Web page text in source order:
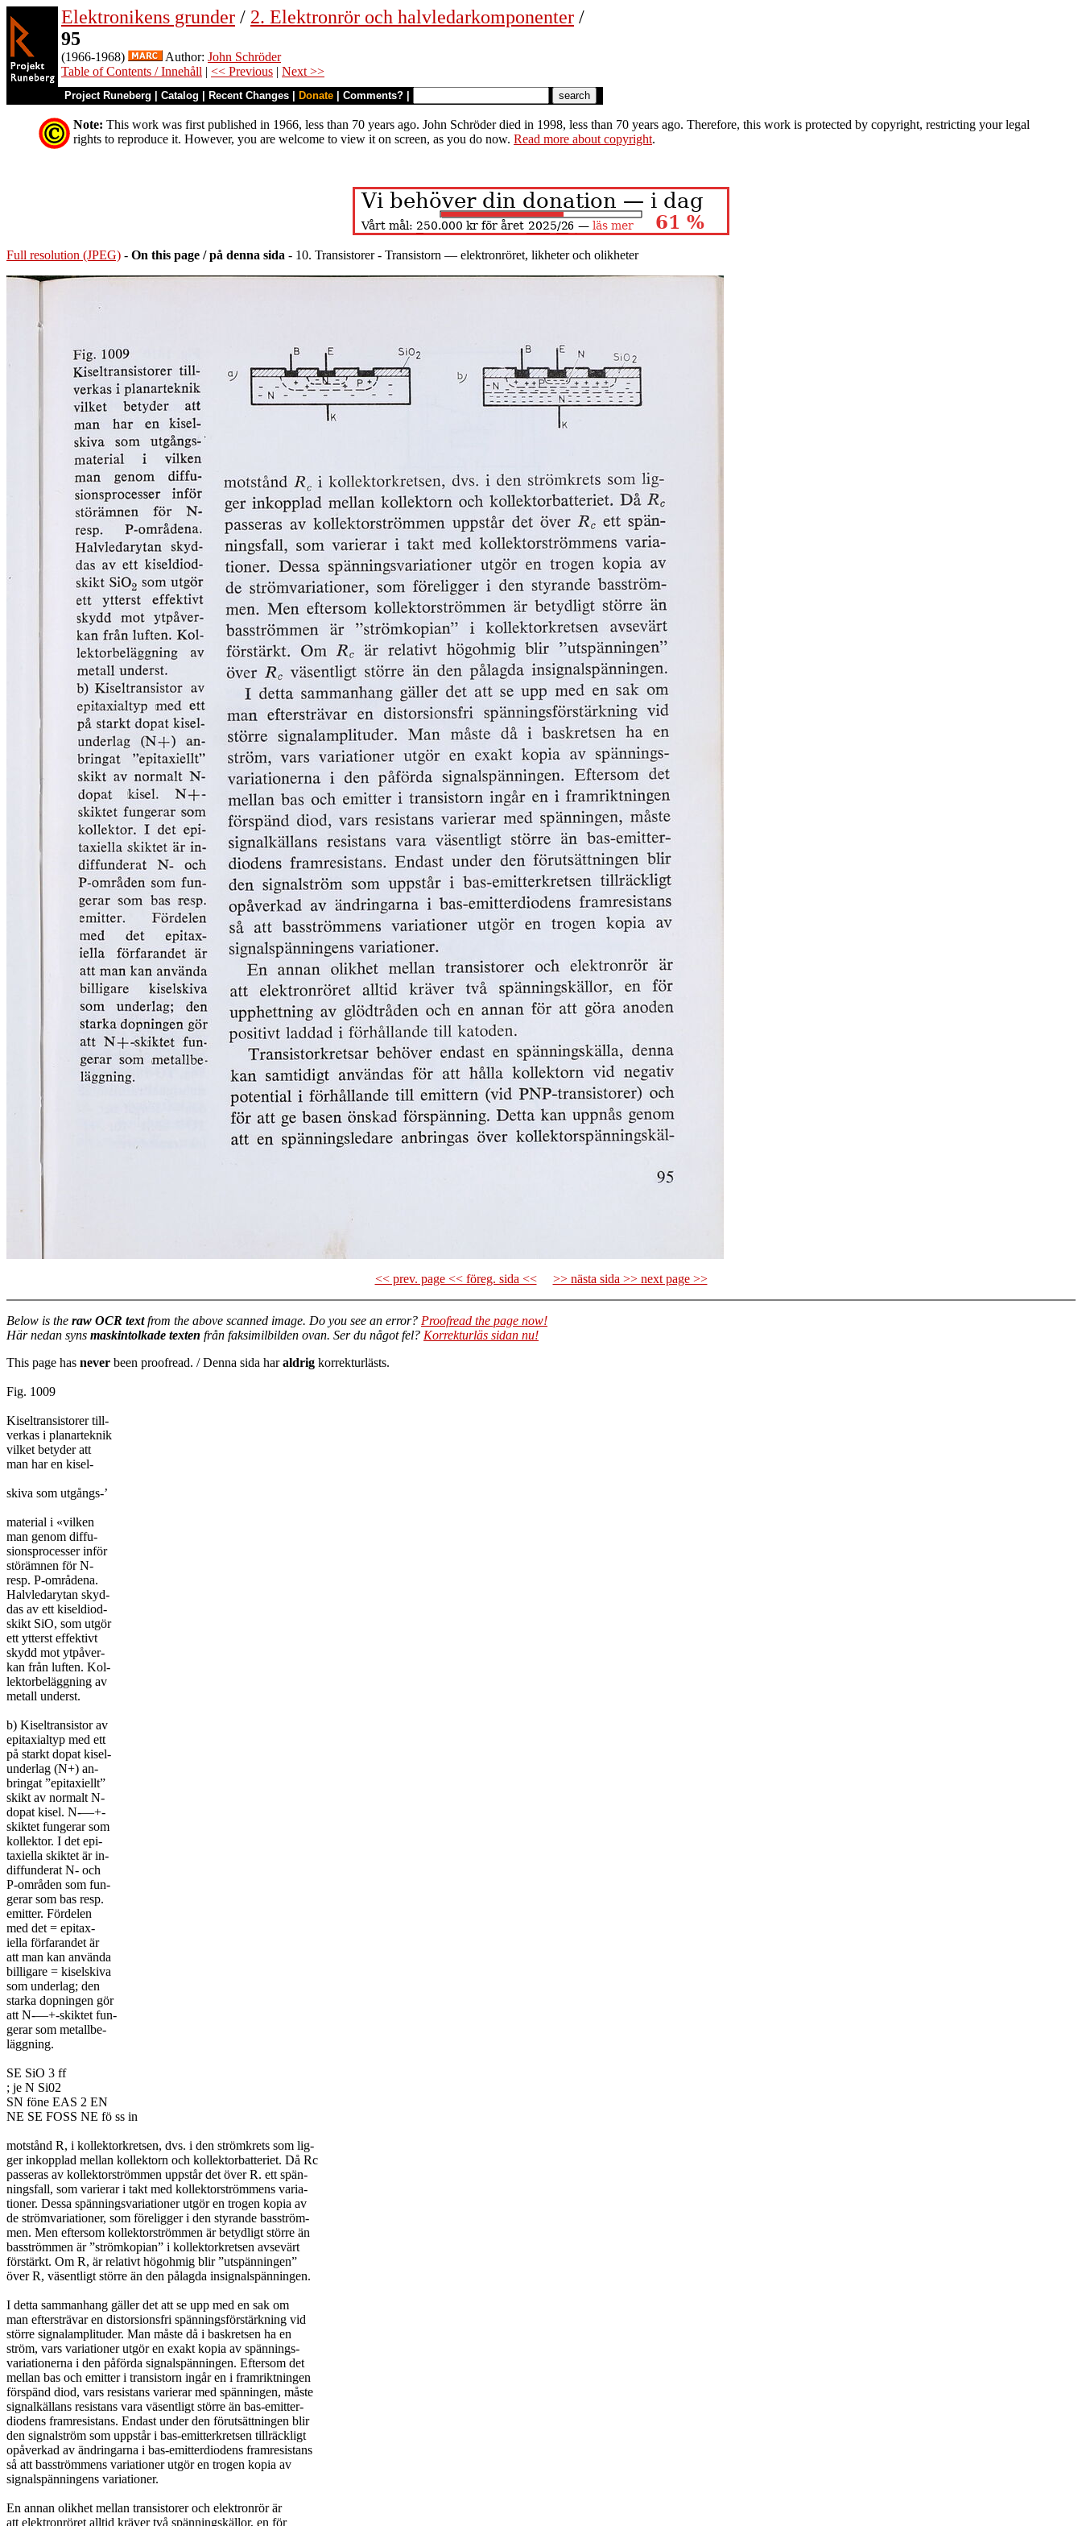
Elektronikens grunder / 2. Elektronrör och halvledarkomponenter /
95
(1966-1968) Author: John Schröder
Table of Contents / Innehåll | << Previous | Next >>
Project Runeberg Catalog Recent Changes Donate Comments?
Note: This work was first published in 1966, less than 70 years ago. John Schröder died in 1998, less than 70 years ago. Therefore, this work is protected by copyright, restricting your legal
rights to reproduce it. However, you are welcome to view it on screen, as you do now. Read more about copyright.
Full resolution (JPEG) - On this page / på denna sida - 10. Transistorer - Transistorn — elektronröret, likheter och olikheter
<< prev. page << föreg. sida << >> nästa sida >> next page >>
Below is the raw OCR textfrom the above scanned image. Do you see an error? Proofread the page now!
Här nedan syns maskintolkade texten från faksimilbilden ovan. Ser du något fel? Korrekturläs sidan nu!
This page has never been proofread. / Denna sida haraldrig korrekturlästs.
Fig. 1009
Kiseltransistorer till-
verkas i planarteknik
vilket betyder att
man har en kisel-
skiva som utgångs-’
material i «vilken
man genom diffu-
sionsprocesser inför
störämnen för N-
resp. P-områdena.
Halvledarytan skyd-
das av ett kiseldiod-
skikt SiO, som utgör
ett ytterst effektivt
skydd mot ytpåver-
kan från luften. Kol-
lektorbeläggning av
metall underst.
b) Kiseltransistor av
epitaxialtyp med ett
på starkt dopat kisel-
underlag (N+) an-
bringat ”epitaxiellt”
skikt av normalt N-
dopat kisel. N-—+-
skiktet fungerar som
kollektor. I det epi-
taxiella skiktet är in-
diffunderat N- och
P-områden som fun-
gerar som bas resp.
emitter. Fördelen
med det = epitax-
iella förfarandet är
att man kan använda
billigare = kiselskiva
som underlag; den
starka dopningen gör
att N-—+-skiktet fun-
gerar som metallbe-
läggning.
SE SiO 3 ff
; je N Si02
SN föne EAS 2 EN
NE SE FOSS NE fö ss in
motstånd R, i kollektorkretsen, dvs. i den strömkrets som lig-
ger inkopplad mellan kollektorn och kollektorbatteriet. Då Rc
passeras av kollektorströmmen uppstår det över R. ett spän-
ningsfall, som varierar i takt med kollektorströmmens varia-
tioner. Dessa spänningsvariationer utgör en trogen kopia av
de strömvariationer, som föreligger i den styrande basström-
men. Men eftersom kollektorströmmen är betydligt större än
basströmmen är ”strömkopian” i kollektorkretsen avsevärt
förstärkt. Om R, är relativt högohmig blir ”utspänningen”
över R, väsentligt större än den pålagda insignalspänningen.
I detta sammanhang gäller det att se upp med en sak om
man eftersträvar en distorsionsfri spänningsförstärkning vid
större signalamplituder. Man måste då i baskretsen ha en
ström, vars variationer utgör en exakt kopia av spännings-
variationerna i den påförda signalspänningen. Eftersom det
mellan bas och emitter i transistorn ingår en i framriktningen
förspänd diod, vars resistans varierar med spänningen, måste
signalkällans resistans vara väsentligt större än bas-emitter-
diodens framresistans. Endast under den förutsättningen blir
den signalström som uppstår i bas-emitterkretsen tillräckligt
opåverkad av ändringarna i bas-emitterdiodens framresistans
så att basströmmens variationer utgör en trogen kopia av
signalspänningens variationer.
En annan olikhet mellan transistorer och elektronrör är
att elektronröret alltid kräver två spänningskällor, en för